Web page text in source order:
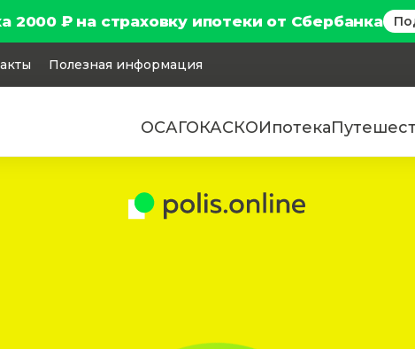
2000 ₽ на страховку ипотеки от Сбербанка
Полезная информация
ОСАГОКАСКОИпотека